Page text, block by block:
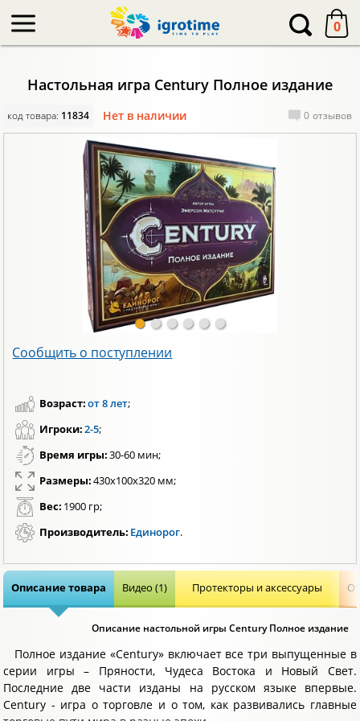
0
Настольная игра Century Полное издание
код товара: 11834 Нет в наличии 0 отзывов
Сообщить о поступлении
Возраст:от 8 лет;
Игроки:2-5;
Время игры:30-60 мин;
Размеры:430x100x320 мм;
Вес: 1900 гр;
Производитель: Единорог.
Описание товара Видео (1) Протекторы и аксессуары
Описание настольной игры Century Полное издание
Полное издание «Century» включает все три выпущенные в
серии игры – Пряности, Чудеса Востока и Новый Свет.
Последние две части изданы на русском языке впервые.
Century - игра о торговле и о том, как развивались главные